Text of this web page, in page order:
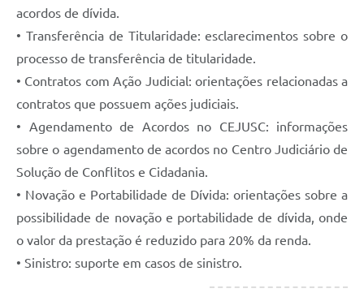
acordos de dívida.
• Transferência de Titularidade: esclarecimentos sobre o
processo de transferência de titularidade.
• Contratos com Ação Judicial: orientações relacionadas a
contratos que possuem ações judiciais.
• Agendamento de Acordos no CEJUSC: informações
sobre o agendamento de acordos no Centro Judiciário de
Solução de Conflitos e Cidadania.
• Novação e Portabilidade de Dívida: orientações sobre a
possibilidade de novação e portabilidade de dívida, onde
o valor da prestação é reduzido para 20% da renda.
• Sinistro: suporte em casos de sinistro.